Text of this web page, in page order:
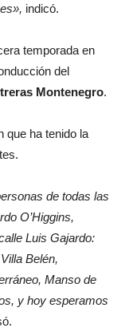
indicó.
temporada en
del
Montenegro.
que ha tenido la
de todas las
O’Higgins,
Luis Gajardo:
Belén,
Manso de
y hoy esperamos